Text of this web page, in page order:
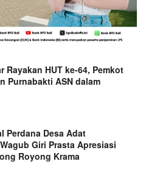
Rayakan HUT ke-64, Pemkot
Purnabakti ASN dalam
Perdana Desa Adat
Giri Prasta Apresiasi
Royong Krama